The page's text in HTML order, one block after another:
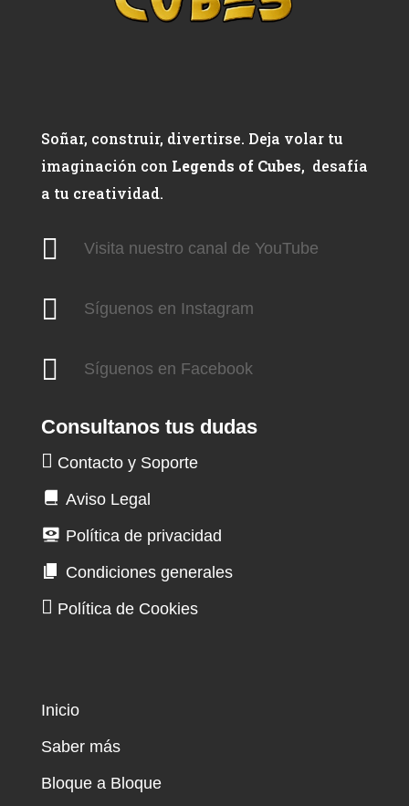
Soñar, construir, divertirse. Deja volar tu
imaginación con Legends of Cubes, desafía
a tu creatividad.
 Visita nuestro canal de YouTube
 Síguenos en Instagram
 Síguenos en Facebook
Consultanos tus dudas
Contacto y Soporte
Aviso Legal
Política de privacidad
Condiciones generales
Política de Cookies
Inicio
Saber más
Bloque a Bloque